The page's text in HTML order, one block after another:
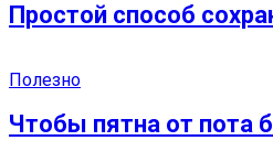
Простой способ
Полезно
Чтобы пятна от пота